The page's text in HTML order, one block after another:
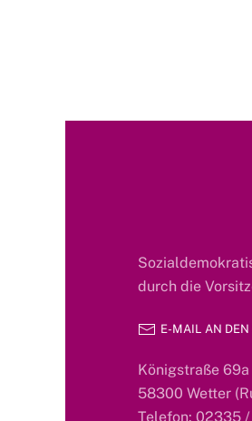
durch die
E-MAIL AN
Königstraße 69a
58300 Wetter
Telefon: 02335